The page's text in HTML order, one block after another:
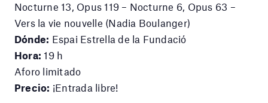
Nocturne 13, Opus 119 – Nocturne 6, Opus 63 –
Vers la vie nouvelle (Nadia Boulanger)
Dónde: Espai Estrella de la Fundació
Hora: 19 h
Aforo limitado
Precio: ¡Entrada libre!